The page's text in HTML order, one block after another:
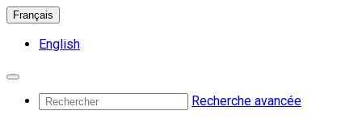
Français
English
Recherche avancée